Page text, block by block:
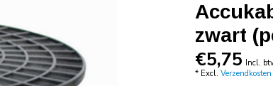
zwart
€5,75 Incl.
* Excl.Verzendkosten